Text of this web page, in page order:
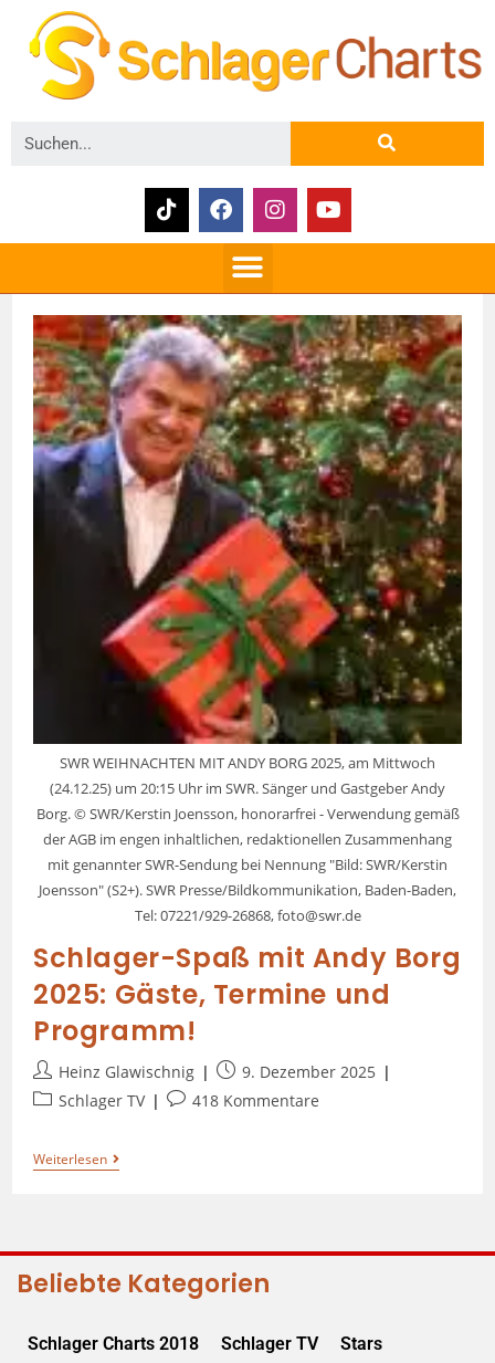
SWR WEIHNACHTEN MIT ANDY BORG 2025, am Mittwoch
(24.12.25) um 20:15 Uhr im SWR. Sänger und Gastgeber Andy
Borg. © SWR/Kerstin Joensson, honorarfrei - Verwendung gemäß
der AGB im engen inhaltlichen, redaktionellen Zusammenhang
mit genannter SWR-Sendung bei Nennung "Bild: SWR/Kerstin
Joensson" (S2+). SWR Presse/Bildkommunikation, Baden-Baden,
Tel: 07221/929-26868, foto@swr.de
Schlager-Spaß mit Andy Borg
2025: Gäste, Termine und
Programm!
Heinz Glawischnig
9. Dezember 2025
Schlager TV
418 Kommentare
Weiterlesen
Beliebte Kategorien
Schlager Charts 2018 Schlager TV Stars